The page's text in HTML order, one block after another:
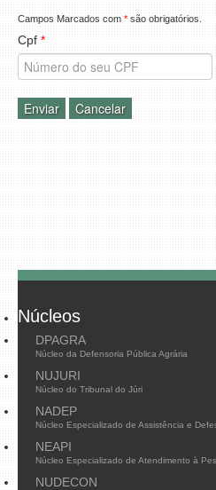
Campos Marcados com * são obrigatórios.
Cpf *
Núcleos
DPAGRA
Núcleo da Defensoria Pública Agrária
NUJURI
Núcleo do Tribunal do Júri
NADEP
Núcleo Especializado de Assistência e
NEAPI
Núcleo Especializado de Atendimento à
NUDECON